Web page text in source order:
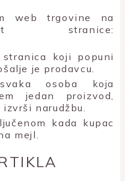
web trgovine na
stranice:
koji popuni
je prodavcu.
osoba koja
jedan proizvod,
narudžbu.
kada kupac
mejl.